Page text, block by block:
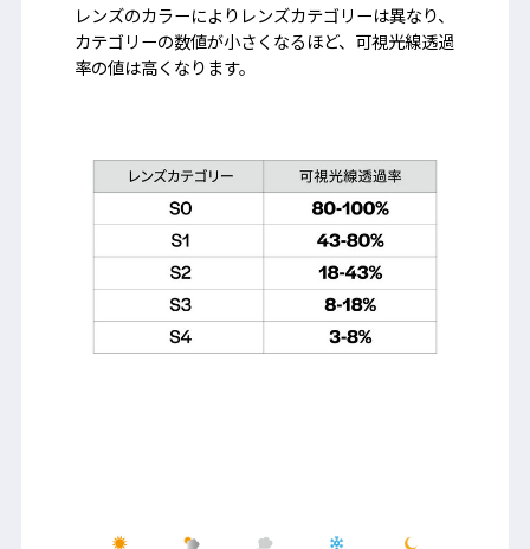
レンズのカラーによりレンズカテゴリーは異なり、
カテゴリーの数値が小さくなるほど、可視光線透過
率の値は高くなります。